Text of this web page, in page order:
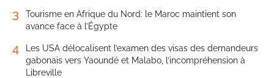
3
Tourisme en Afrique du Nord: le Maroc maintient son
avance face à l’Égypte
4
Les USA délocalisent l’examen des visas des demandeurs
gabonais vers Yaoundé et Malabo, l’incompréhension à
Libreville